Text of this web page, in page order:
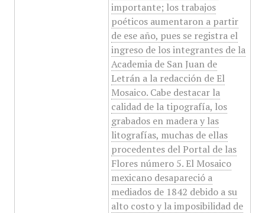
importante; los trabajos
poéticos aumentaron a partir
de ese año, pues se registra el
ingreso de los integrantes de la
Academia de San Juan de
Letrán a la redacción de El
Mosaico. Cabe destacar la
calidad de la tipografía, los
grabados en madera y las
litografías, muchas de ellas
procedentes del Portal de las
Flores número 5. El Mosaico
mexicano desapareció a
mediados de 1842 debido a su
alto costo y la imposibilidad de